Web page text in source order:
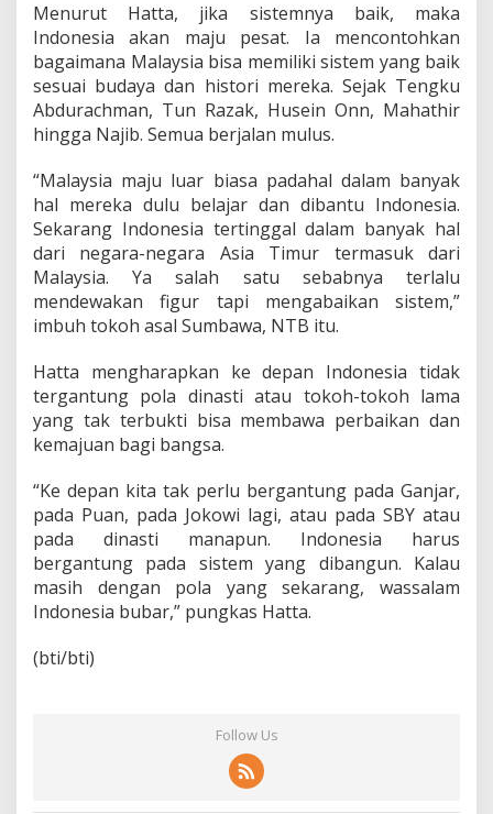
Menurut Hatta, jika sistemnya baik, maka
Indonesia akan maju pesat. Ia mencontohkan
bagaimana Malaysia bisa memiliki sistem yang baik
sesuai budaya dan histori mereka. Sejak Tengku
Abdurachman, Tun Razak, Husein Onn, Mahathir
hingga Najib. Semua berjalan mulus.
“Malaysia maju luar biasa padahal dalam banyak
hal mereka dulu belajar dan dibantu Indonesia.
Sekarang Indonesia tertinggal dalam banyak hal
dari negara-negara Asia Timur termasuk dari
Malaysia. Ya salah satu sebabnya terlalu
mendewakan figur tapi mengabaikan sistem,”
imbuh tokoh asal Sumbawa, NTB itu.
Hatta mengharapkan ke depan Indonesia tidak
tergantung pola dinasti atau tokoh-tokoh lama
yang tak terbukti bisa membawa perbaikan dan
kemajuan bagi bangsa.
“Ke depan kita tak perlu bergantung pada Ganjar,
pada Puan, pada Jokowi lagi, atau pada SBY atau
pada dinasti manapun. Indonesia harus
bergantung pada sistem yang dibangun. Kalau
masih dengan pola yang sekarang, wassalam
Indonesia bubar,” pungkas Hatta.
(bti/bti)
Follow Us